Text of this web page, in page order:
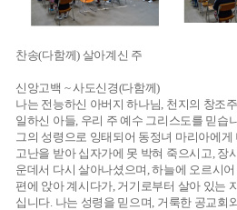
찬송(다함께) 살아계신 주
신앙고백 ~ 사도신경(다함께)
나는 전능하신 아버지 하나님, 천지의 창조
일하신 아들, 우리 주 예수 그리스도를 믿습
그의 성령으로 잉태되어 동정녀 마리아에
고난을 받아 십자가에 못 박혀 죽으시고, 장
운데서 다시 살아나셨으며, 하늘에 오르시
편에 앉아 계시다가, 거기로부터 살아 있는
십니다. 나는 성령을 믿으며, 거룩한 공교회